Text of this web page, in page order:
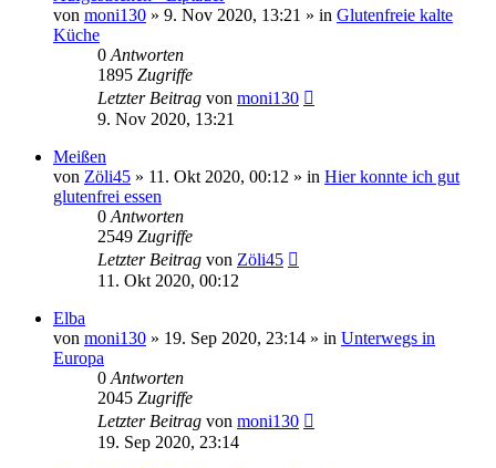
von moni130 » 9. Nov 2020, 13:21 » in Glutenfreie kalte
Küche
0 Antworten
1895 Zugriffe
Letzter Beitrag von moni130
9. Nov 2020, 13:21
Meißen
von Zöli45 » 11. Okt 2020, 00:12 » in Hier konnte ich gut
glutenfrei essen
0 Antworten
2549 Zugriffe
Letzter Beitrag von Zöli45
11. Okt 2020, 00:12
Elba
von moni130 » 19. Sep 2020, 23:14 » in Unterwegs in
Europa
0 Antworten
2045 Zugriffe
Letzter Beitrag von moni130
19. Sep 2020, 23:14